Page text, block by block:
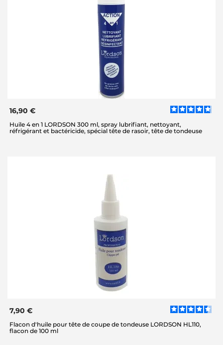
16,90 €
Huile 4 en 1 LORDSON 300 ml, spray lubrifiant, nettoyant,
réfrigérant et bactéricide, spécial tête de rasoir, tête de tondeuse
7,90 €
Flacon d'huile pour tête de coupe de tondeuse LORDSON HL110,
flacon de 100 ml